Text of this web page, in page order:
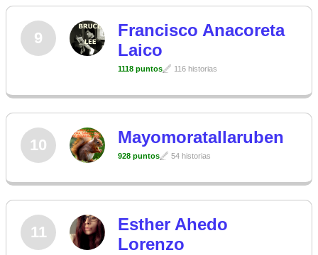
9
Francisco Anacoreta
Laico
1118 puntos 116 historias
10 Mayomoratallaruben
928 puntos 54 historias
11
Esther Ahedo
Lorenzo